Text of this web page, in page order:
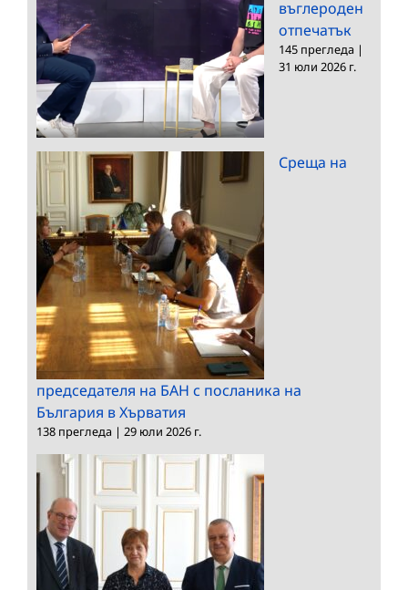
въглероден
отпечатък
145 прегледа |
31 юли 2026 г.
Среща на
председателя на БАН с посланика на
България в Хърватия
138 прегледа | 29 юли 2026 г.